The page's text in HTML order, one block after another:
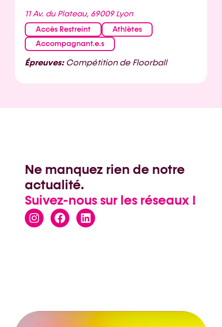
11 Av. du Plateau, 69009 Lyon
Accès Restreint
Athlètes
Accompagnant.e.s
Épreuves:Compétition de Floorball
Ne manquez rien de notre
actualité.
Suivez-nous sur les réseaux !